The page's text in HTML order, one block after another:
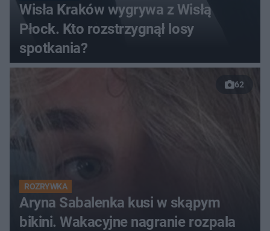
Wisła Kraków wygrywa z Wisłą
Płock. Kto rozstrzygnął losy
spotkania?
62
ROZRYWKA
Aryna Sabalenka kusi w skąpym
bikini. Wakacyjne nagranie rozpala